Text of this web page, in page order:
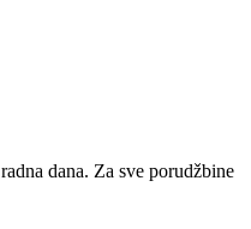
dana. Za sve porudžbine